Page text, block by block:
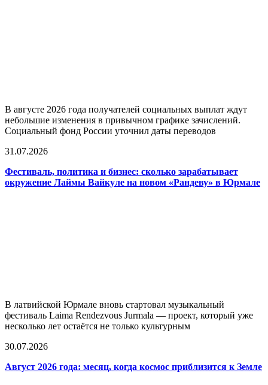
В августе 2026 года получателей социальных выплат ждут
небольшие изменения в привычном графике зачислений.
Социальный фонд России уточнил даты переводов
31.07.2026
Фестиваль, политика и бизнес: сколько зарабатывает
окружение Лаймы Вайкуле на новом «Рандеву» в Юрмале
В латвийской Юрмале вновь стартовал музыкальный
фестиваль Laima Rendezvous Jurmala — проект, который уже
несколько лет остаётся не только культурным
30.07.2026
Август 2026 года: месяц, когда космос приблизится к Земле